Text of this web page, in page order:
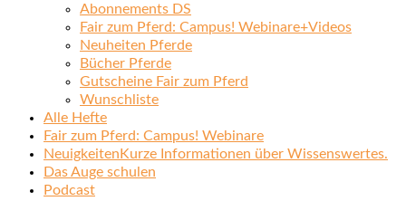
Abonnements DS
Fair zum Pferd: Campus! Webinare+Videos
Neuheiten Pferde
Bücher Pferde
Gutscheine Fair zum Pferd
Wunschliste
Alle Hefte
Fair zum Pferd: Campus! Webinare
Neuigkeiten Kurze Informationen über Wissenswertes.
Das Auge schulen
Podcast